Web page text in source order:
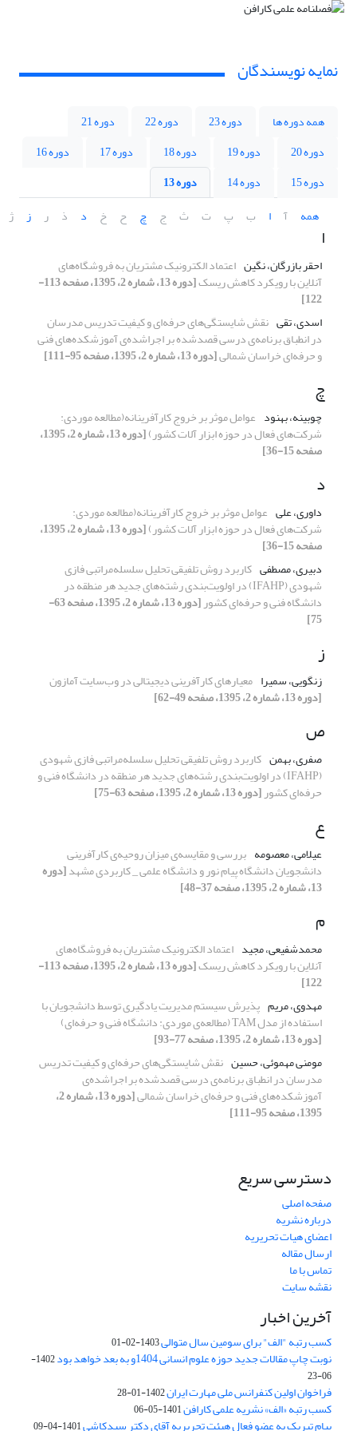
نمایه نویسندگان
همه دوره ها دوره 23 دوره 22
دوره 21
دوره 20
دوره 19 دوره 18 دوره 17
دوره 16
دوره 15
دوره 14
دوره 13
همه
آ ا ب پ ت ث ج چ ح خ د ذ ر ز ژ
ا
احقر بازرگان، نگین اعتماد الکترونیک مشتریان به فروشگاه‌های
آنلاین با رویکرد کاهش ریسک [دوره 13، شماره 2، 1395، صفحه 113-
122]
اسدی، تقی نقش شایستگی‌های حرفه‌ای و کیفیت تدریس مدرسان
در انطباق برنامه‌ی درسی قصدشده بر اجراشده‌ی آموزشکده‌های فنی
و حرفه‌ای خراسان شمالی[دوره 13، شماره 2، 1395، صفحه 95-111]
چ
چوبینه، بهنود عوامل موثر بر خروج کارآفرینانه(مطالعه موردی:
شرکت‌های فعال در حوزه ابزار آلات کشور) [دوره 13، شماره 2، 1395،
صفحه 15-36]
د
داوری، علی عوامل موثر بر خروج کارآفرینانه(مطالعه موردی:
شرکت‌های فعال در حوزه ابزار آلات کشور) [دوره 13، شماره 2، 1395،
صفحه 15-36]
دبیری، مصطفی کاربرد روش تلفیقی تحلیل سلسله‌مراتبی فازی
شهودی (IFAHP) در اولویت‌بندی رشته‌های جدید هر منطقه در
دانشگاه فنی و حرفه‌ای کشور [دوره 13، شماره 2، 1395، صفحه 63-
75]
ز
زنگویی، سمیرا معیارهای کارآفرینی دیجیتالی در وب‌سایت آمازون
[دوره 13، شماره 2، 1395، صفحه 49-62]
ص
صفری، بهمن کاربرد روش تلفیقی تحلیل سلسله‌مراتبی فازی شهودی
(IFAHP) در اولویت‌بندی رشته‌های جدید هر منطقه در دانشگاه فنی و
حرفه‌ای کشور[دوره 13، شماره 2، 1395، صفحه 63-75]
ع
عیلامی، معصومه بررسی و مقایسه‌ی میزان روحیه‌ی کارآفرینی
دانشجویان دانشگاه پیام نور و دانشگاه علمی _ کاربردی مشهد[دوره
13، شماره 2، 1395، صفحه 37-48]
م
محمدشفیعی، مجید اعتماد الکترونیک مشتریان به فروشگاه‌های
آنلاین با رویکرد کاهش ریسک [دوره 13، شماره 2، 1395، صفحه 113-
122]
مهدوی، مریم پذیرش سیستم مدیریت یادگیری توسط دانشجویان با
استفاده از مدل TAM (مطالعه‌ی موردی: دانشگاه فنی و حرفه‌ای)
[دوره 13، شماره 2، 1395، صفحه 77-93]
مومنی مهموئی، حسین نقش شایستگی‌های حرفه‌ای و کیفیت تدریس
مدرسان در انطباق برنامه‌ی درسی قصدشده بر اجراشده‌ی
آموزشکده‌های فنی و حرفه‌ای خراسان شمالی [دوره 13، شماره 2،
1395، صفحه 95-111]
دسترسی سریع
صفحه اصلی
درباره نشریه
اعضای هیات تحریریه
ارسال مقاله
تماس با ما
نقشه سایت
آخرین اخبار
کسب رتبه "الف" برای سومین سال متوالی1403-02-01
نوبت چاپ مقالات جدید حوزه علوم انسانی 1404و به بعد خواهد بود
1402-
06-23
فراخوان اولین کنفرانس ملی مهارت ایران1402-01-28
کسب رتبه «الف» نشریه علمی کارافن1401-05-06
پیام تبریک به عضو فعال هیئت تحریریه آقای دکتر سیدکاشی1401-04-09